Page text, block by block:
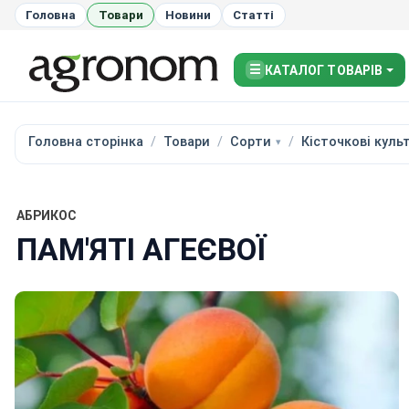
Головна Товари Новини Статті
☰ КАТАЛОГ ТОВАРІВ
Головна сторінка Товари Сорти Кісточкові
АБРИКОС
ПАМ'ЯТІ АГЕЄВОЇ